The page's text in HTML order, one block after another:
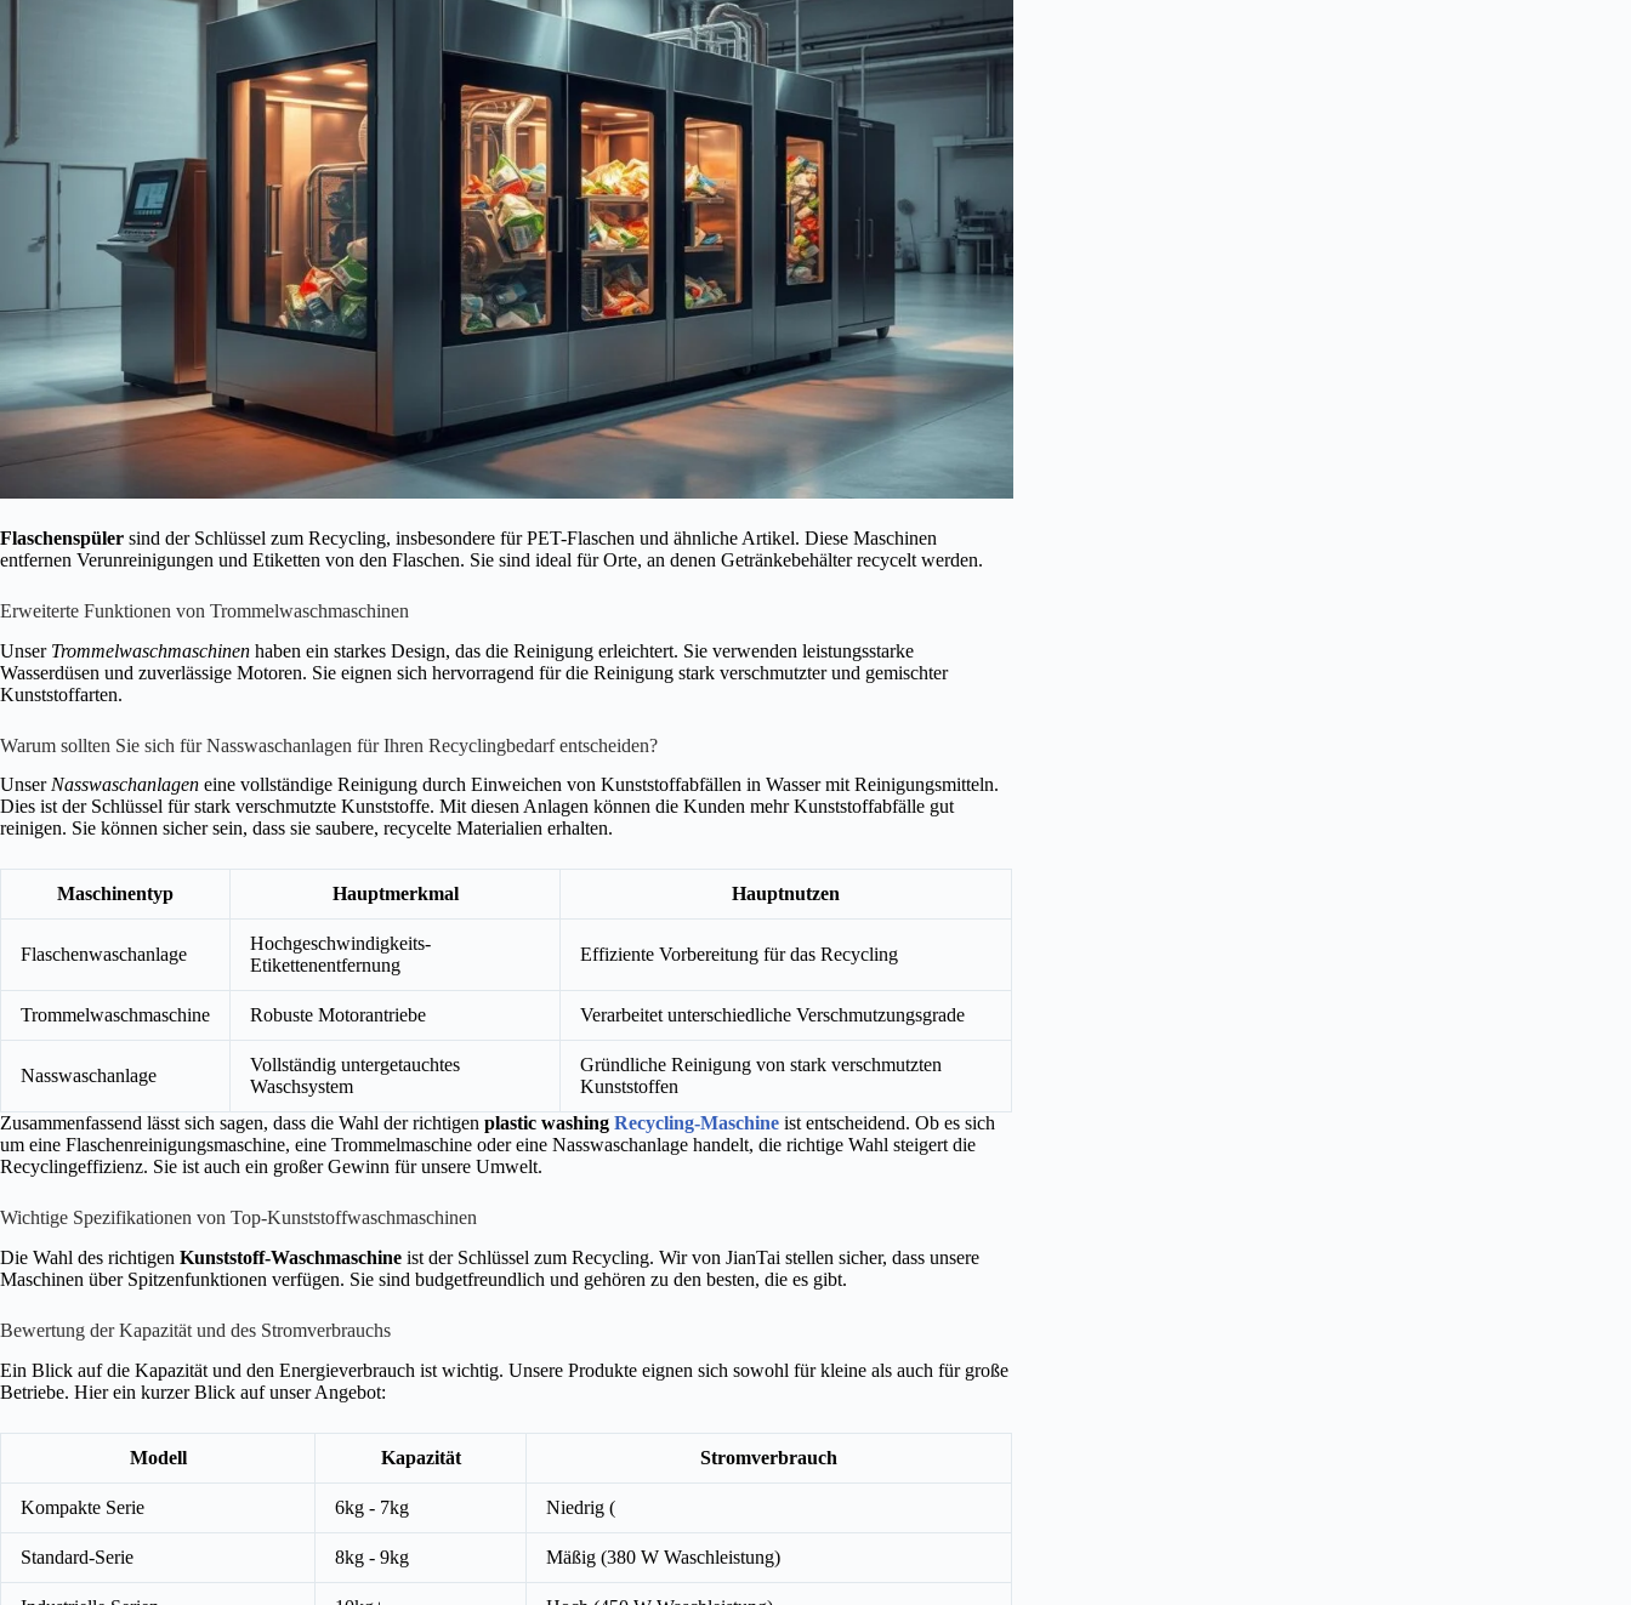
Flaschenspüler sind der Schlüssel zum Recycling, insbesondere für PET-Flaschen und ähnliche Artikel. Diese Maschinen
entfernen Verunreinigungen und Etiketten von den Flaschen. Sie sind ideal für Orte, an denen Getränkebehälter recycelt werden.
Erweiterte Funktionen von Trommelwaschmaschinen
Unser Trommelwaschmaschinen haben ein starkes Design, das die Reinigung erleichtert. Sie verwenden leistungsstarke
Wasserdüsen und zuverlässige Motoren. Sie eignen sich hervorragend für die Reinigung stark verschmutzter und gemischter
Kunststoffarten.
Warum sollten Sie sich für Nasswaschanlagen für Ihren Recyclingbedarf entscheiden?
UnserNasswaschanlagen eine vollständige Reinigung durch Einweichen von Kunststoffabfällen in Wasser mit Reinigungsmitteln.
Dies ist der Schlüssel für stark verschmutzte Kunststoffe. Mit diesen Anlagen können die Kunden mehr Kunststoffabfälle gut
reinigen. Sie können sicher sein, dass sie saubere, recycelte Materialien erhalten.
Maschinentyp Hauptmerkmal Hauptnutzen
Flaschenwaschanlage
Hochgeschwindigkeits-
Etikettenentfernung
Effiziente Vorbereitung für das Recycling
Trommelwaschmaschine Robuste Motorantriebe Verarbeitet unterschiedliche Verschmutzungsgrade
Nasswaschanlage
Vollständig untergetauchtes
Waschsystem
Gründliche Reinigung von stark verschmutzten
Kunststoffen
Zusammenfassend lässt sich sagen, dass die Wahl der richtigen plastic washing Recycling-Maschine ist entscheidend. Ob es sich
um eine Flaschenreinigungsmaschine, eine Trommelmaschine oder eine Nasswaschanlage handelt, die richtige Wahl steigert die
Recyclingeffizienz. Sie ist auch ein großer Gewinn für unsere Umwelt.
Wichtige Spezifikationen von Top-Kunststoffwaschmaschinen
Die Wahl des richtigen Kunststoff-Waschmaschine ist der Schlüssel zum Recycling. Wir von JianTai stellen sicher, dass unsere
Maschinen über Spitzenfunktionen verfügen. Sie sind budgetfreundlich und gehören zu den besten, die es gibt.
Bewertung der Kapazität und des Stromverbrauchs
Ein Blick auf die Kapazität und den Energieverbrauch ist wichtig. Unsere Produkte eignen sich sowohl für kleine als auch für große
Betriebe. Hier ein kurzer Blick auf unser Angebot:
Modell Kapazität Stromverbrauch
Kompakte Serie 6kg - 7kg Niedrig (
Standard-Serie 8kg - 9kg Mäßig (380 W Waschleistung)